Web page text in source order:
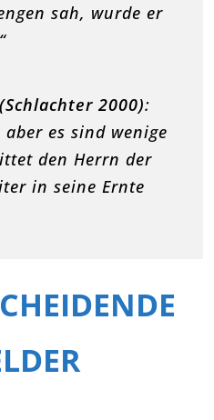
sah, wurde er
2000):
es sind wenige
den Herrn der
in seine Ernte